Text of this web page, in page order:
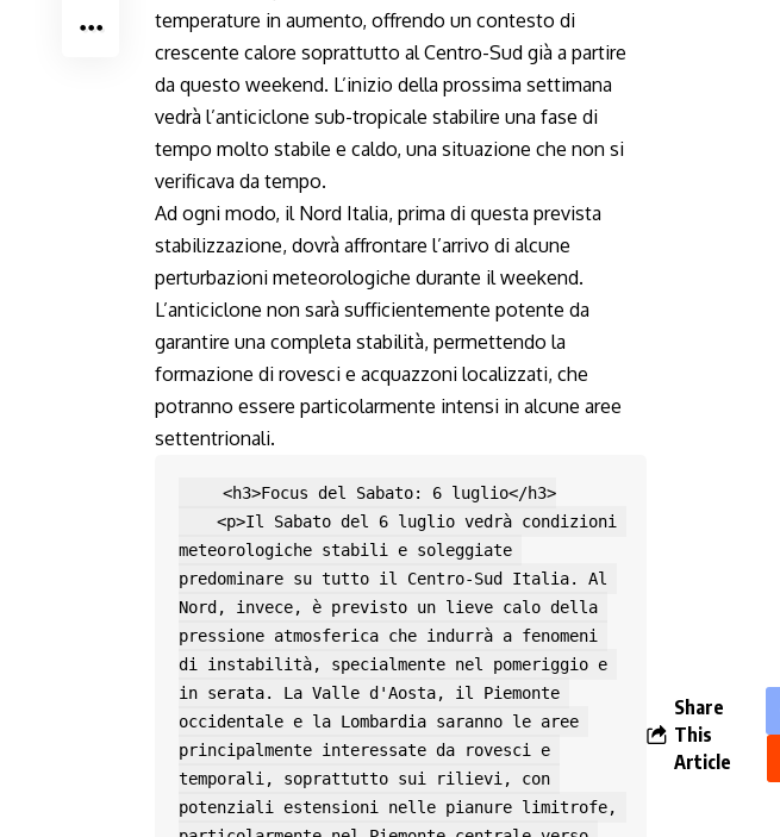
temperature in aumento, offrendo un contesto di
crescente calore soprattutto al Centro-Sud già a partire
da questo weekend. L’inizio della prossima settimana
vedrà l’anticiclone sub-tropicale stabilire una fase di
tempo molto stabile e caldo, una situazione che non si
verificava da tempo.
Ad ogni modo, il Nord Italia, prima di questa prevista
stabilizzazione, dovrà affrontare l’arrivo di alcune
perturbazioni meteorologiche durante il weekend.
L’anticiclone non sarà sufficientemente potente da
garantire una completa stabilità, permettendo la
formazione di rovesci e acquazzoni localizzati, che
potranno essere particolarmente intensi in alcune aree
settentrionali.
meteorologiche stabili e soleggiate
predominare su tutto il Centro-Sud Italia. Al
Nord, invece, è previsto un lieve calo della
pressione atmosferica che indurrà a fenomeni
di instabilità, specialmente nel pomeriggio e
in serata. La Valle d'Aosta, il Piemonte
occidentale e la Lombardia saranno le aree
principalmente interessate da rovesci e
temporali, soprattutto sui rilievi, con
potenziali estensioni nelle pianure limitrofe,
Share
This
Article